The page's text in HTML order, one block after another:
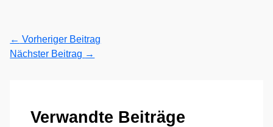
← Vorheriger Beitrag
Nächster Beitrag →
Verwandte Beiträge